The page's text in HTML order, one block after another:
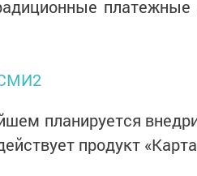
планируется
продукт